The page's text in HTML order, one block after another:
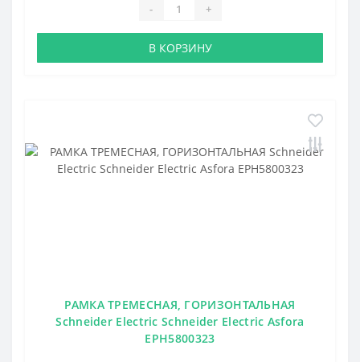
- +
В КОРЗИНУ
РАМКА ТРЕМЕСНАЯ, ГОРИЗОНТАЛЬНАЯ
Schneider Electric Schneider Electric Asfora
EPH5800323